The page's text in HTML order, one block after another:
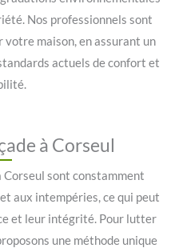
Nos professionnels sont
maison, en assurant un
actuels de confort et
à Corseul
Corseul sont constamment
aux intempéries, ce qui peut
et leur intégrité. Pour lutter
une méthode unique